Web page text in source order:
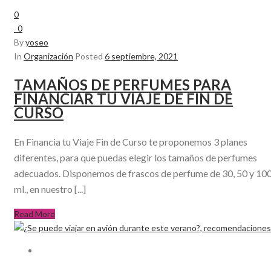
0
0
Byyoseo
In Organización Posted 6 septiembre, 2021
TAMAÑOS DE PERFUMES PARA
FINANCIAR TU VIAJE DE FIN DE
CURSO
En Financia tu Viaje Fin de Curso te proponemos 3 planes
diferentes, para que puedas elegir los tamaños de perfumes
adecuados. Disponemos de frascos de perfume de 30, 50 y
ml., en nuestro [...]
Read More